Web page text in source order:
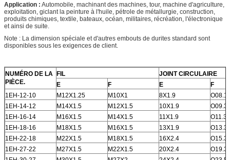
Application : Automobile, machinant des machines, tour, machine d'agriculture,
exploitation, giclant la peinture à l'huile, pétrole de métallurgie, construction,
produits chimiques, textile, bateaux, océan, militaires, récréation, l'électronique
et ainsi de suite.
Note : La dimension spéciale et d'autres embouts de durites standard sont
disponibles sous les exigences de client.
NUMÉRO DE LA
PIÈCE.
FIL
JOINT CIRCULAIRE
E
F E
F
1EH-12-10
M12X1.25 M10X1 8X1.9
1EH-14-12
M14X1.5 M12X1.5 10X1.9
1EH-16-14
M16X1.5 M14X1.5 11X1.9
1EH-18-16
M18X1.5 M16X1.5 13X1.9
1EH-22-18
M22X1.5 M18X1.5 16X2.4
1EH-27-22
M27X1.5 M22X1.5 20X2.4